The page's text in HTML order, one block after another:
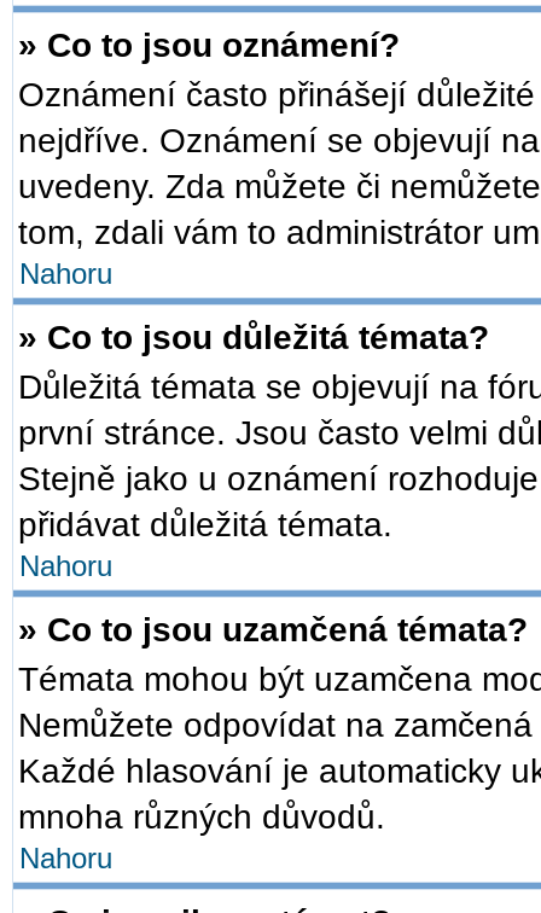
» Co to jsou oznámení?
Oznámení často přinášejí
nejdříve. Oznámení se objevují
uvedeny. Zda můžete či
tom, zdali vám to administrátor
Nahoru
» Co to jsou důležitá témata?
Důležitá témata se objevují na
první stránce. Jsou často velmi
Stejně jako u oznámení
přidávat důležitá témata.
Nahoru
» Co to jsou uzamčená témata?
Témata mohou být uzamčena
Nemůžete odpovídat na
Každé hlasování je automaticky
mnoha různých důvodů.
Nahoru